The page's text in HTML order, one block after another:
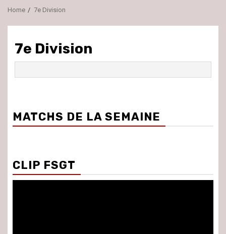
Home 7e Division
7e Division
MATCHS DE LA SEMAINE
CLIP FSGT